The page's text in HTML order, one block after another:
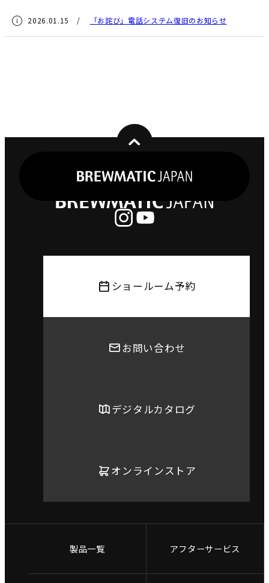
2026.01.15 / 「お詫び」電話システム復旧のお知らせ
ショールーム予約
お問い合わせ
デジタルカタログ
オンラインストア
製品一覧 アフターサービス